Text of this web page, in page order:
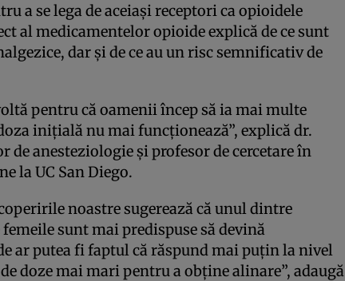
a se lega de aceiași receptori ca opioidele
al medicamentelor opioide explică de ce sunt
dar și de ce au un risc semnificativ de
pentru că oamenii încep să ia mai multe
inițială nu mai funcționează”, explică dr.
de anesteziologie și profesor de cercetare în
la UC San Diego.
noastre sugerează că unul dintre
sunt mai predispuse să devină
ar putea fi faptul că răspund mai puțin la nivel
doze mai mari pentru a obține alinare”, adaugă